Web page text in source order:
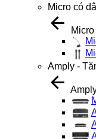
Micro có
Amply -